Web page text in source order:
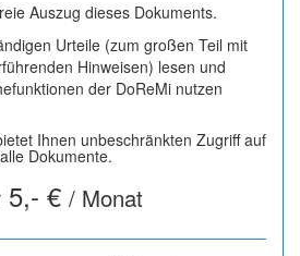
Auszug dieses Dokuments.
Urteile (zum großen Teil mit
Hinweisen) lesen und
der DoReMi nutzen
Ihnen unbeschränkten Zugriff auf
alle Dokumente.
5,- € / Monat